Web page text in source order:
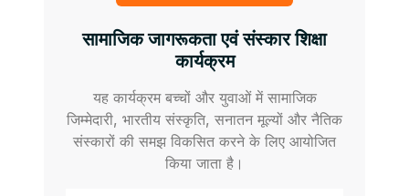
सामाजिक जागरूकता एवं संस्कार शिक्षा
कार्यक्रम
यह कार्यक्रम बच्चों और युवाओं में सामाजिक
जिम्मेदारी, भारतीय संस्कृति, सनातन मूल्यों और नैतिक
संस्कारों की समझ विकसित करने के लिए आयोजित
किया जाता है।